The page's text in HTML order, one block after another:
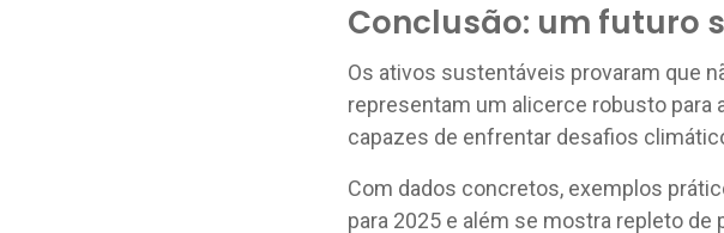
Conclusão: um futuro
Os ativos sustentáveis provaram que
representam um alicerce robusto
capazes de enfrentar desafios
Com dados concretos, exemplos
para 2025 e além se mostra repleto